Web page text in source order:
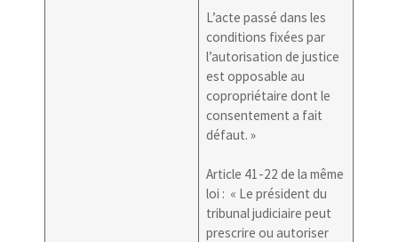
L’acte passé dans les
conditions fixées par
l’autorisation de justice
est opposable au
copropriétaire dont le
consentement a fait
défaut. »
Article 41-22 de la même
loi : « Le président du
tribunal judiciaire peut
prescrire ou autoriser